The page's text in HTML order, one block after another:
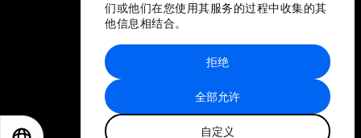
们或他们在您使用其服务的过程中收集的其
他信息相结合。
全部允许
自定义
拒绝
站点地图